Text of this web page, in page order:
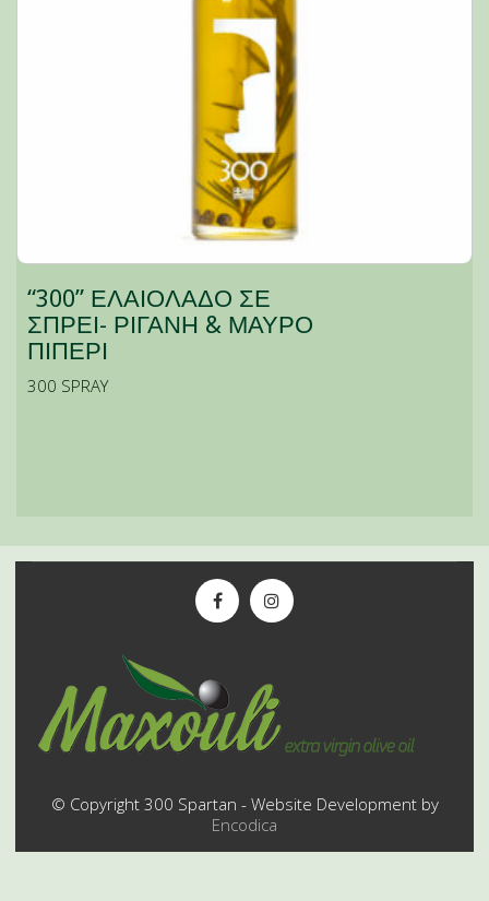
“300” ΕΛΑΙΟΛΑΔΟ ΣΕ
ΣΠΡΕΙ- ΡΙΓΑΝΗ & ΜΑΥΡΟ
ΠΙΠΕΡΙ
300 SPRAY
© Copyright 300 Spartan - Website Development by
Encodica